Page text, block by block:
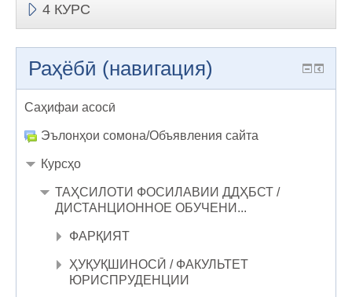
4 КУРС
Раҳёбӣ (навигация)
Саҳифаи асосӣ
Эълонҳои сомона/Объявления сайта
Курсҳо
ТАҲСИЛОТИ ФОСИЛАВИИ ДДҲБСТ /
ДИСТАНЦИОННОЕ ОБУЧЕНИ...
ФАРҚИЯТ
ҲУҚУҚШИНОСӢ / ФАКУЛЬТЕТ
ЮРИСПРУДЕНЦИИ